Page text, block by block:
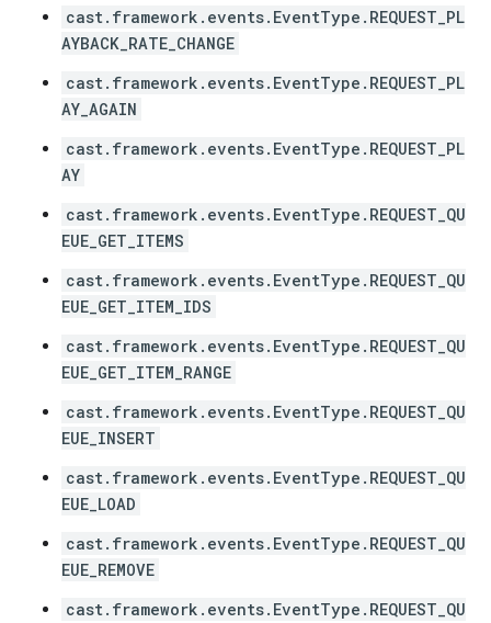
cast.framework.events.EventType.REQUEST_PL
AYBACK_RATE_CHANGE
cast.framework.events.EventType.REQUEST_PL
AY_AGAIN
cast.framework.events.EventType.REQUEST_PL
AY
cast.framework.events.EventType.REQUEST_QU
EUE_GET_ITEMS
cast.framework.events.EventType.REQUEST_QU
EUE_GET_ITEM_IDS
cast.framework.events.EventType.REQUEST_QU
EUE_GET_ITEM_RANGE
cast.framework.events.EventType.REQUEST_QU
EUE_INSERT
cast.framework.events.EventType.REQUEST_QU
EUE_LOAD
cast.framework.events.EventType.REQUEST_QU
EUE_REMOVE
cast.framework.events.EventType.REQUEST_QU